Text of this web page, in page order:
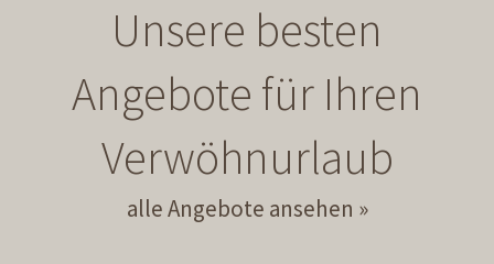
Unsere besten
Angebote für Ihren
Verwöhnurlaub
alle Angebote ansehen